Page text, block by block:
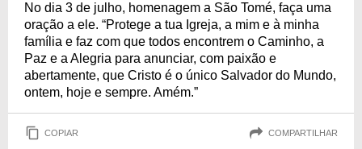
No dia 3 de julho, homenagem a São Tomé, faça uma
oração a ele. “Protege a tua Igreja, a mim e à minha
família e faz com que todos encontrem o Caminho, a
Paz e a Alegria para anunciar, com paixão e
abertamente, que Cristo é o único Salvador do Mundo,
ontem, hoje e sempre. Amém.”
COPIAR COMPARTILHAR